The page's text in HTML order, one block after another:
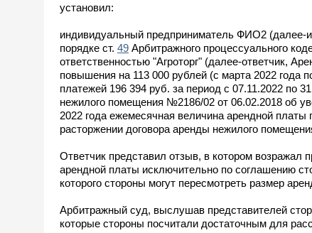
установил:
индивидуальный предприниматель ФИО2
порядке ст. 49 Арбитражного процессуального
ответственностью "Агроторг" (далее-ответчик,
повышения на 113 000 рублей (с марта 2022 года
платежей 196 394 руб. за период с 07.11.2022 по
нежилого помещения №2186/02 от 06.02.2018 об
2022 года ежемесячная величина арендной
расторжении договора аренды нежилого
Ответчик представил отзыв, в котором возражал
арендной платы исключительно по соглашению
которого стороны могут пересмотреть размер
Арбитражный суд, выслушав представителей
которые стороны посчитали достаточным для